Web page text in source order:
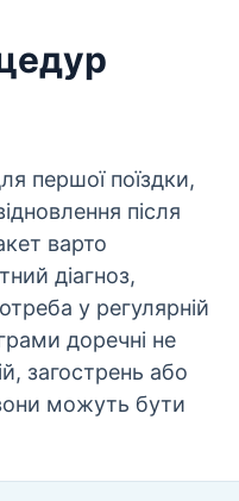
першої поїздки,
після
варто
діагноз,
у регулярній
доречні не
загострень або
можуть бути